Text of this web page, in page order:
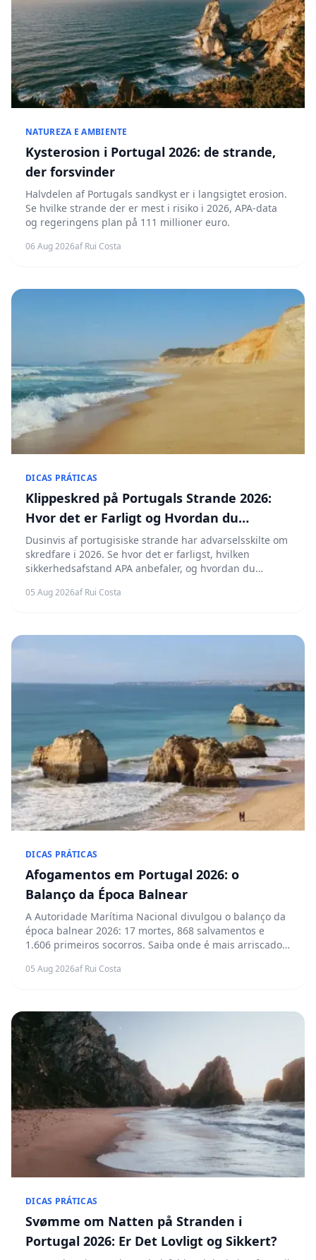
NATUREZA E AMBIENTE
Kysterosion i Portugal 2026: de strande,
der forsvinder
Halvdelen af Portugals sandkyst er i langsigtet erosion.
Se hvilke strande der er mest i risiko i 2026, APA-data
og regeringens plan på 111 millioner euro.
06 Aug 2026af Rui Costa
DICAS PRÁTICAS
Klippeskred på Portugals Strande 2026:
Hvor det er Farligt og Hvordan du
Beskytter dig
Dusinvis af portugisiske strande har advarselsskilte om
skredfare i 2026. Se hvor det er farligst, hvilken
sikkerhedsafstand APA anbefaler, og hvordan du
05 Aug 2026af Rui Costa
DICAS PRÁTICAS
Afogamentos em Portugal 2026: o
Balanço da Época Balnear
A Autoridade Marítima Nacional divulgou o balanço da
época balnear 2026: 17 mortes, 868 salvamentos e
1.606 primeiros socorros. Saiba onde é mais arriscado
05 Aug 2026af Rui Costa
DICAS PRÁTICAS
Svømme om Natten på Stranden i
Portugal 2026: Er Det Lovligt og Sikkert?